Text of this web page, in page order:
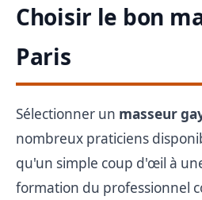
Choisir le bon
Paris
Sélectionner un masseur
nombreux praticiens
qu'un simple coup d'œil à
formation du professionnel